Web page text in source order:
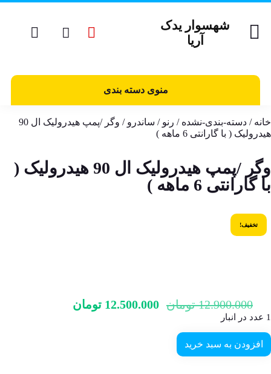
شهسوار یدک
آریا
منوی دسته بندی
خانه / دسته-بندی-نشده / رنو / ساندرو
/ وگر /پمپ هیدرولیک ال 90
هیدرولیک ( با گارانتی 6 ماهه )
وگر /پمپ هیدرولیک ال 90 هیدرولیک (
با گارانتی 6 ماهه )
تخفیف!
12.900.000 تومان 12.500.000 تومان
1 عدد در انبار
افزودن به سبد خرید